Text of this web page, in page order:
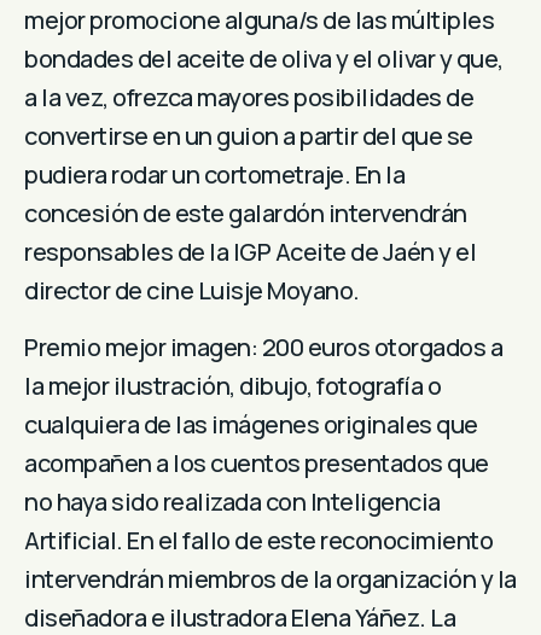
mejor promocione alguna/s de las múltiples
bondades del aceite de oliva y el olivar y que,
a la vez, ofrezca mayores posibilidades de
convertirse en un guion a partir del que se
pudiera rodar un cortometraje. En la
concesión de este galardón intervendrán
responsables de la IGP Aceite de Jaén y el
director de cine Luisje Moyano.
Premio mejor imagen: 200 euros otorgados a
la mejor ilustración, dibujo, fotografía o
cualquiera de las imágenes originales que
acompañen a los cuentos presentados que
no haya sido realizada con Inteligencia
Artificial. En el fallo de este reconocimiento
intervendrán miembros de la organización y la
diseñadora e ilustradora Elena Yáñez. La